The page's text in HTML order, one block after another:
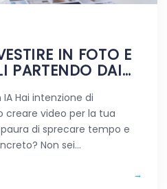
IN FOTO E
PARTENDO DAI
Hai intenzione di
creare video per la tua
di sprecare tempo e
Non sei…
→